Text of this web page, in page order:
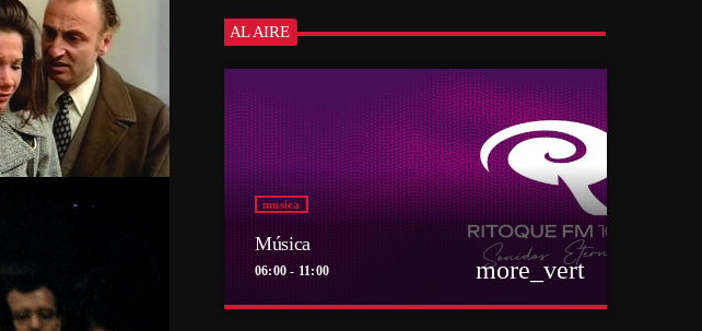
AL AIRE
musica
Música
06:00 - 11:00 more_vert